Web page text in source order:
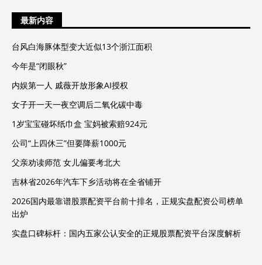
最新内容
台风白海豚体型变大近似13个浙江面积
今年是“闭眼秋”
内娱第一人 戚薇开放形象AI授权
女子开一天一夜空调后二氧化碳中毒
1岁宝宝碰坏纸巾盒 宝妈被索赔924元
公司“上四休三”但要降薪1000元
父亲劝读师范 女儿偏要考北大
吉林省2026年汽车下乡活动将在全省铺开
2026国内最靠谱股票配资平台前十排名，正规实盘配资公司榜单
出炉
实盘口碑标杆：国内五家公认安全的正规股票配资平台深度解析